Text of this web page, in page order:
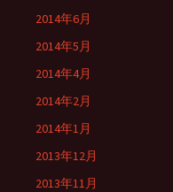
2014年6月
2014年5月
2014年4月
2014年2月
2014年1月
2013年12月
2013年11月